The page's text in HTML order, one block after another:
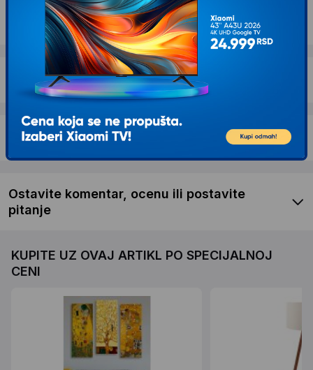
Dostava i povrat
Garancija
Recenzije kupaca
Ostavite komentar, ocenu ili postavite
pitanje
KUPITE UZ OVAJ ARTIKL PO SPECIJALNOJ
CENI